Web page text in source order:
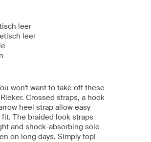
leer
leer
won't want to take off these
Crossed straps, a hook
heel strap allow easy
The braided look straps
and shock-absorbing sole
on long days. Simply top!